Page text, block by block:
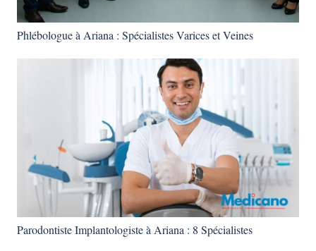
Phlébologue à Ariana : Spécialistes Varices et Veines
Parodontiste Implantologiste à Ariana : 8 Spécialistes